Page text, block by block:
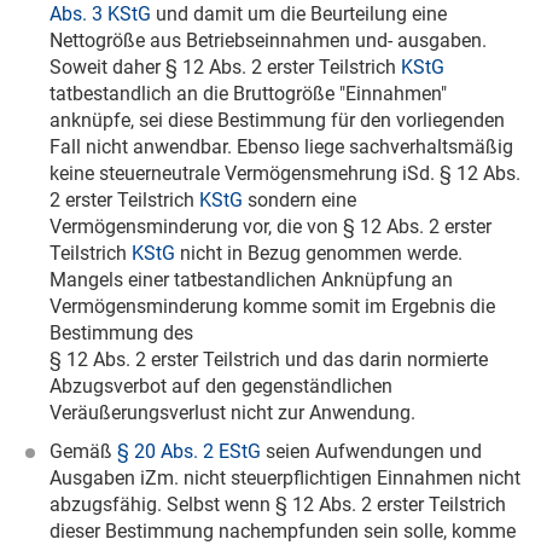
Abs. 3 KStG und damit um die Beurteilung eine
Nettogröße aus Betriebseinnahmen und- ausgaben.
Soweit daher § 12 Abs. 2 erster Teilstrich KStG
tatbestandlich an die Bruttogröße "Einnahmen"
anknüpfe, sei diese Bestimmung für den vorliegenden
Fall nicht anwendbar. Ebenso liege sachverhaltsmäßig
keine steuerneutrale Vermögensmehrung iSd. § 12 Abs.
2 erster Teilstrich KStG sondern eine
Vermögensminderung vor, die von § 12 Abs. 2 erster
Teilstrich KStG nicht in Bezug genommen werde.
Mangels einer tatbestandlichen Anknüpfung an
Vermögensminderung komme somit im Ergebnis die
Bestimmung des
§ 12 Abs. 2 erster Teilstrich und das darin normierte
Abzugsverbot auf den gegenständlichen
Veräußerungsverlust nicht zur Anwendung.
Gemäß § 20 Abs. 2 EStG seien Aufwendungen und
Ausgaben iZm. nicht steuerpflichtigen Einnahmen nicht
abzugsfähig. Selbst wenn § 12 Abs. 2 erster Teilstrich
dieser Bestimmung nachempfunden sein solle, komme